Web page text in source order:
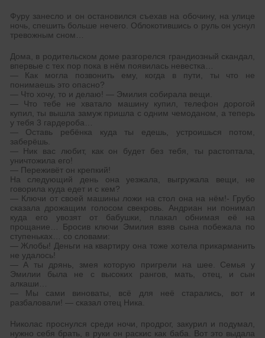
Фуру занесло и он остановился съехав на обочину, на улице
ночь, спешить больше нечего. Облокотившись о руль он уснул
тревожным сном…
Дома, в родительском доме разгорелся грандиозный скандал,
впервые с тех пор пока в нём появилась невестка…
— Как могла позвонить ему, когда в пути, ты что не
понимаешь это опасно?
— Что хочу, то и делаю! — Эмилия собирала вещи.
— Что тебе не хватало машину купил, телефон дорогой
купил, ты вышла замуж пришла с одним чемоданом, а теперь
у тебя 3 гардероба…
— Оставь ребёнка куда ты едешь, устроишься потом,
заберёшь.
— Ник вас любит, как он будет без тебя, ты растоптала,
уничтожила его!
— Переживёт он крепкий!
На следующий день она уезжала, выгружала вещи, не
говорила куда едет и с кем?
— Ключи от своей машины ложи на стол она на нём!- Грубо
сказала дрожащим голосом свекровь. Андриан ни понимал
куда его увозят от бабушки, плакал обнимая её на
прощание… Бросив ключи Эмилия взяв сына побежала по
ступеньках… со словами:
— Жлобы! Деньги на квартиру она тоже хотела прикарманить
не удалось!
— А ты дрянь, змея которую пригрели на шее. Семья у
Эмилии была не с высоких рангов, мать, отец, и сын
алкаши…
— Мы сами виноваты, всё для неё старались, вот и
разбаловали! — сказал отец Ника.
Николас проснулся среди ночи, продрог, закурил и подумал,
нужно себя брать, в руки он раскис как баба. Вот это выдала